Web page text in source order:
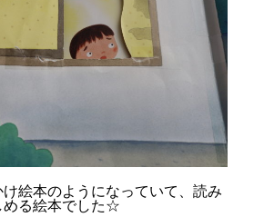
絵本のようになっていて、読み
める絵本でした☆